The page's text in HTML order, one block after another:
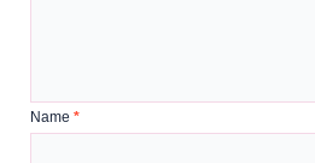
Name*